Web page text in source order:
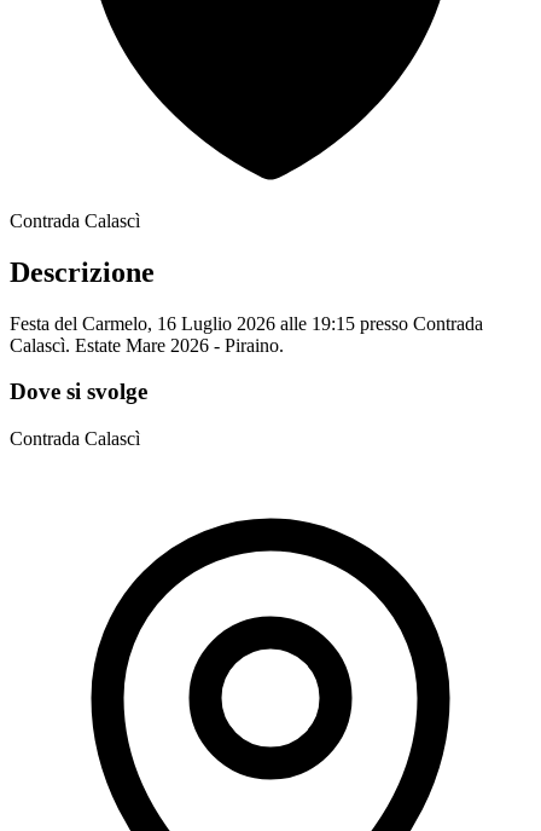
Contrada Calascì
Descrizione
Festa del Carmelo, 16 Luglio 2026 alle 19:15 presso Contrada
Calascì. Estate Mare 2026 - Piraino.
Dove si svolge
Contrada Calascì